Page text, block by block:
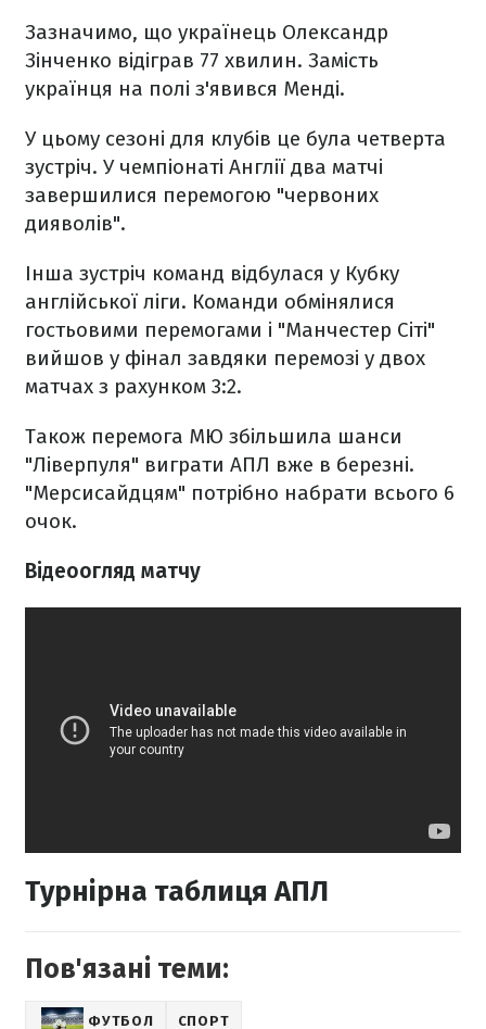
Зазначимо, що українець Олександр
Зінченко відіграв 77 хвилин. Замість
українця на полі з'явився Менді.
У цьому сезоні для клубів це була четверта
зустріч. У чемпіонаті Англії два матчі
завершилися перемогою "червоних
дияволів".
Інша зустріч команд відбулася у Кубку
англійської ліги. Команди обмінялися
гостьовими перемогами і "Манчестер Сіті"
вийшов у фінал завдяки перемозі у двох
матчах з рахунком 3:2.
Також перемога МЮ збільшила шанси
"Ліверпуля" виграти АПЛ вже в березні.
"Мерсисайдцям" потрібно набрати всього 6
очок.
Відеоогляд матчу
Турнірна таблиця АПЛ
Пов'язані теми:
ФУТБОЛ СПОРТ